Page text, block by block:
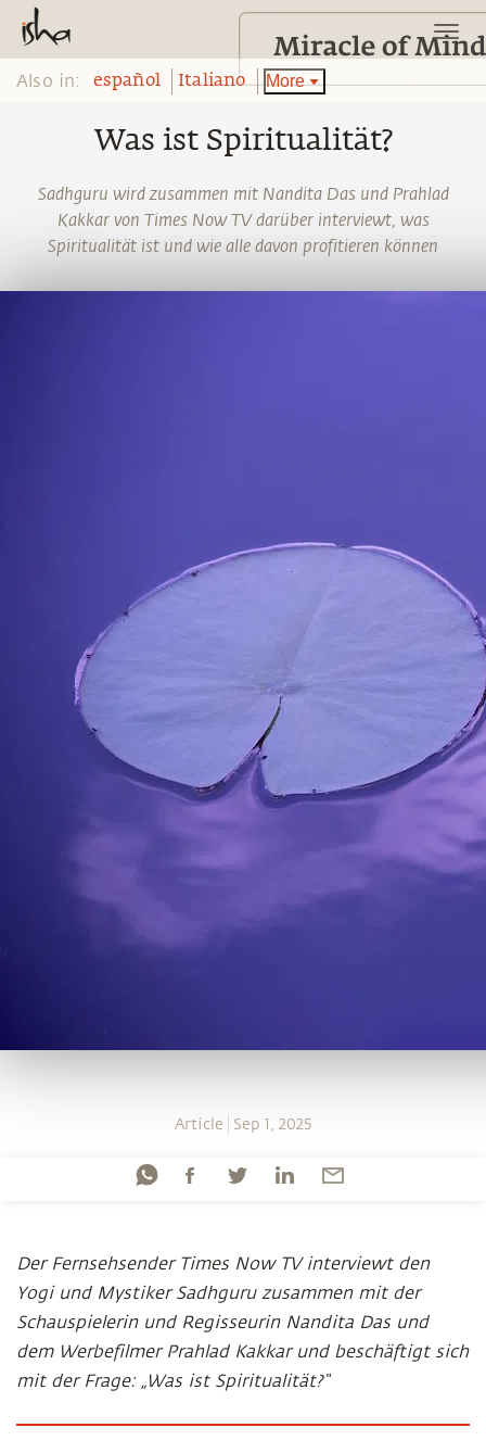
Also in: español Italiano More
Was ist Spiritualität?
Sadhguru wird zusammen mit Nandita Das und Prahlad
Kakkar von Times Now TV darüber interviewt, was
Spiritualität ist und wie alle davon profitieren können
Article Sep 1, 2025
Der Fernsehsender Times Now TV interviewt den
Yogi und Mystiker Sadhguru zusammen mit der
Schauspielerin und Regisseurin Nandita Das und
dem Werbefilmer Prahlad Kakkar und beschäftigt sich
mit der Frage: „Was ist Spiritualität?“